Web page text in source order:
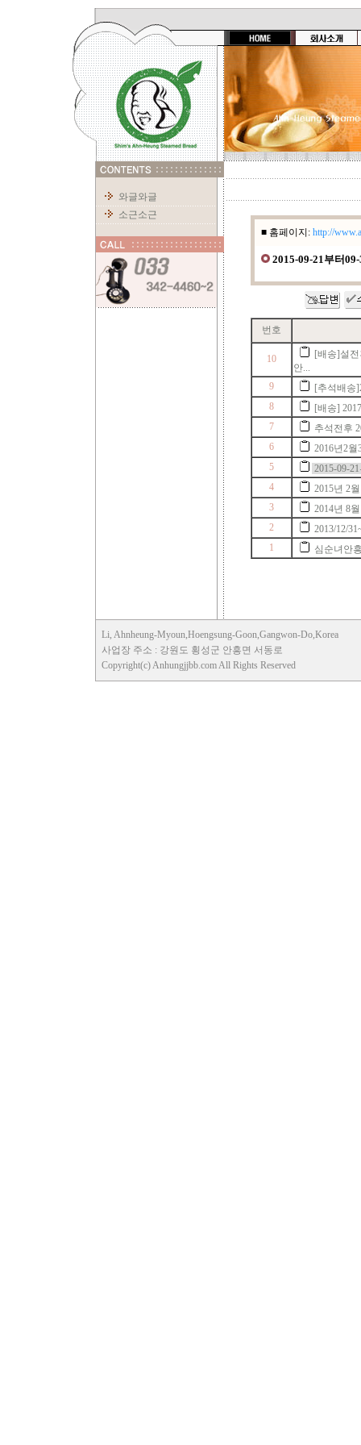
와글와글
소근소근
■ 홈페이지: http://
2015-09-21부터
번호
10
[배송]설
안...
9
[추석배송
8
[배송]
7
추석전후
6
2016년2
5
2015-09-
4
2015년 2
3
2014년 8
2
2013/12/
1
심순녀안
Li, Ahnheung-Myoun,Hoengsung-Goon,Gangwon-Do,Korea
사업장 주소 : 강원도 횡성군 안흥면 서동로
Copyright(c) Anhungjjbb.com All Rights Reserved